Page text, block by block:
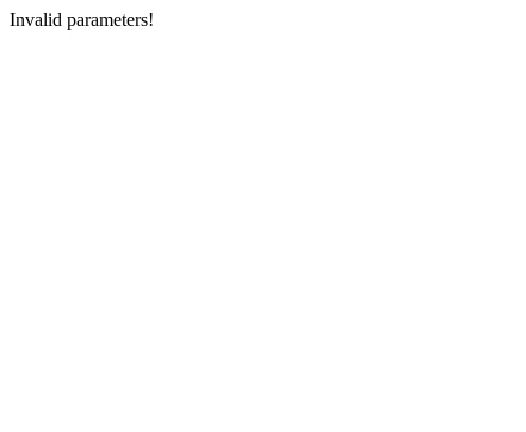
Invalid parameters!